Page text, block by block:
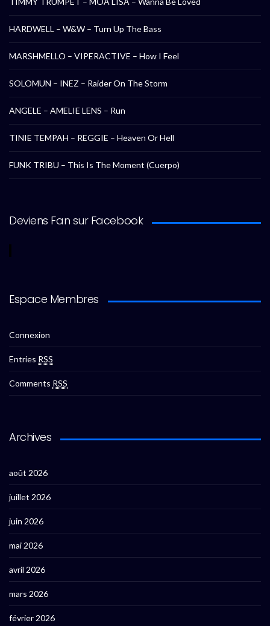
HARDWELL – W&W – Turn Up The Bass
MARSHMELLO – VIPERACTIVE – How I Feel
SOLOMUN – INEZ – Raider On The Storm
ANGELE – AMELIE LENS – Run
TINIE TEMPAH – REGGIE – Heaven Or Hell
FUNK TRIBU – This Is The Moment (Cuerpo)
Deviens Fan sur Facebook
Espace Membres
Connexion
Entries RSS
Comments RSS
Archives
août 2026
juillet 2026
juin 2026
mai 2026
avril 2026
mars 2026
février 2026